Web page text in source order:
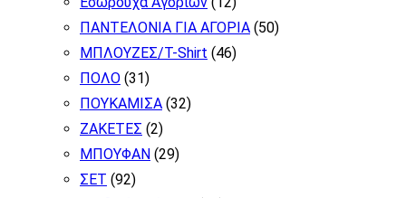
ΠΑΝΤΕΛΟΝΙΑ ΓΙΑ ΑΓΟΡΙΑ (50)
ΜΠΛΟΥΖΕΣ/T-Shirt (46)
ΠΟΛΟ (31)
ΠΟΥΚΑΜΙΣΑ (32)
ΖΑΚΕΤΕΣ (2)
ΜΠΟΥΦΑΝ (29)
ΣΕΤ (92)